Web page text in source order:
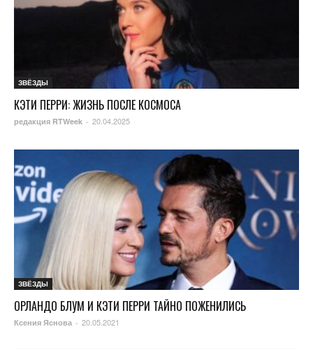
ЗВЁЗДЫ
КЭТИ ПЕРРИ: ЖИЗНЬ ПОСЛЕ КОСМОСА
редакция RTWeek - 20.04.2025
ЗВЁЗДЫ
ОРЛАНДО БЛУМ И КЭТИ ПЕРРИ ТАЙНО ПОЖЕНИЛИСЬ
Ксения Яснова - 20.05.2021